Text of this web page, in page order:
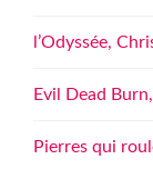
l’Odyssée,
Evil Dead
Pierres qui